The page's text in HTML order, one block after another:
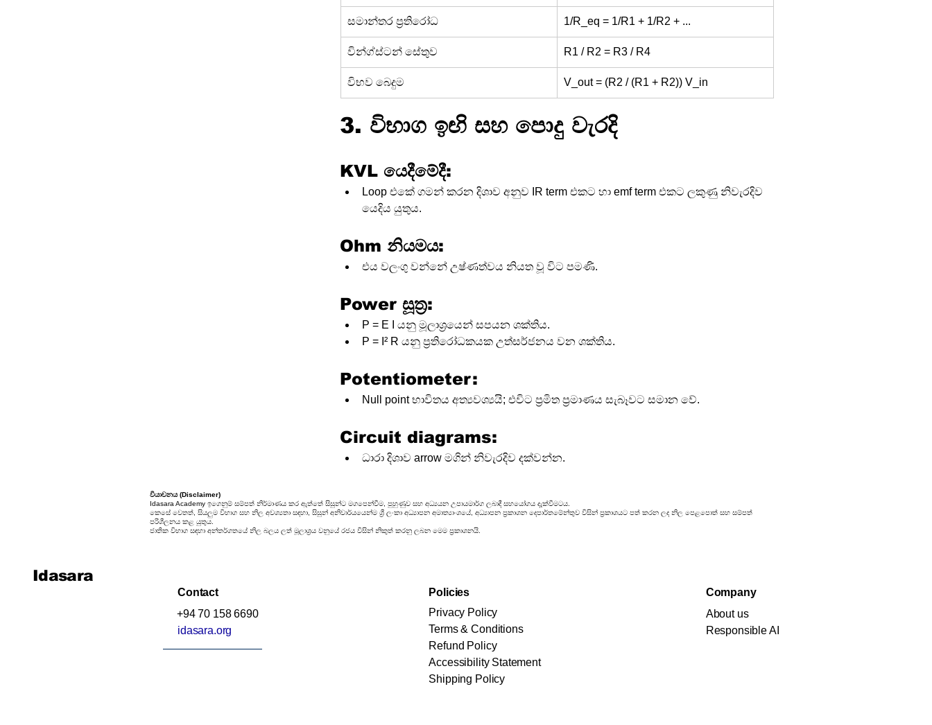
සමාන්තර ප්‍රතිරෝධ 1/R_eq = 1/R1 + 1/R2 + ...
වින්ග්ස්ටන් සේතුව R1 / R2 = R3 / R4
විභව බෙදුම V_out = (R2 / (R1 + R2)) V_in
3. විභාග ඉඟි සහ පොදු වැරදි
KVL යෙදීමේදී:
Loop එකේ ගමන් කරන දිශාව අනුව IR term එකට හා emf term එකට ලකුණු නිවැරදිව
යෙදිය යුතුය.
Ohm නියමය:
එය වලංගු වන්නේ උෂ්ණත්වය නියත වූ විට පමණි.
Power සූත්‍ර:
P = E I යනු මූලාශ්‍රයෙන් සපයන ශක්තිය.
P = I² R යනු ප්‍රතිරෝධකයක උත්සර්ජනය වන ශක්තිය.
Potentiometer:
Null point භාවිතය අත්‍යවශ්‍යයි; එවිට ප්‍රමිත ප්‍රමාණය සැබෑවට සමාන වේ.
Circuit diagrams:
ධාරා දිශාව arrow මගින් නිවැරදිව දක්වන්න.
වියාචනය (Disclaimer)
Idasara Academy ඉගෙනුම් සම්පත් නිර්මාණය කර ඇත්තේ සිසුන්ට මගපෙන්වීම, පුහුණුව සහ අධ්‍යයන උපායමාර්ග ලබාදී සහයෝගය දැක්වීමටය.
කෙසේ වෙතත්, සියලුම විභාග සහ නිල අවශ්‍යතා සඳහා, සිසුන් අනිවාර්යයෙන්ම ශ්‍රී ලංකා අධ්‍යාපන අමාත්‍යාංශයේ, අධ්‍යාපන ප්‍රකාශන දෙපාර්තමේන්තුව විසින් ප්‍රකාශයට පත් කරන ලද නිල පෙළපොත් සහ සම්පත්
පරිශීලනය කළ යුතුය.
ජාතික විභාග සඳහා අන්තර්ගතයේ නිල බලය ලත් මූලාශ්‍රය වනුයේ රජය විසින් නිකුත් කරනු ලබන මෙම ප්‍රකාශනයි.
Idasara
Contact
+94 70 158 6690
idasara.org
Policies
Privacy Policy
Terms & Conditions
Refund Policy
Accessibility Statement
Shipping Policy
Company
About us
Responsible AI